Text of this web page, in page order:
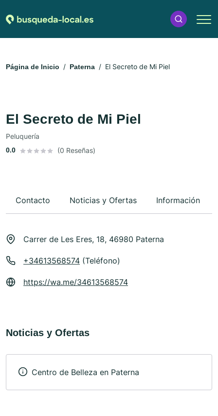
Página de Inicio Paterna El Secreto de Mi Piel
El Secreto de Mi Piel
Peluquería
0.0 (0 Reseñas)
Contacto Noticias y Ofertas Información
Carrer de Les Eres, 18, 46980 Paterna
+34613568574 (Teléfono)
https://wa.me/34613568574
Noticias y Ofertas
Centro de Belleza en Paterna